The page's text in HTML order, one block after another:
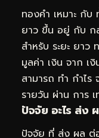
ทองคำ เหมาะ กับ
ยาว ขึ้น อยู่ กับ ก
สำหรับ ระยะ ยา
มูลค่า เงิน จาก เงิ
สามารถ ทำ กำไ
รายวัน ผ่าน การ เ
ปัจจัย อะไร ส่ง
ปัจจัย ที่ ส่ง ผล ต่